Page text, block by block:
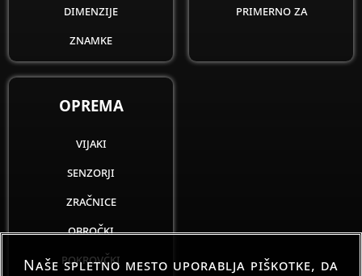
dimenzije
znamke
primerno za
OPREMA
vijaki
senzorji
zračnice
obročki
pokrovčki
Naše spletno mesto uporablja piškotke, da